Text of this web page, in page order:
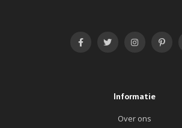
Informatie
Over ons